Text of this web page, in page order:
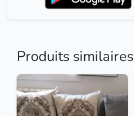
Produits similaires